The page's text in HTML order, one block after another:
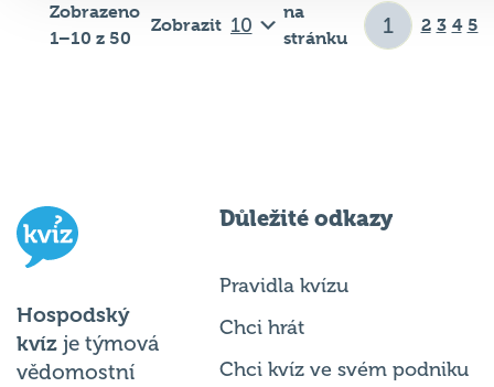
Zobrazeno
1–10 z 50
Zobrazit
na
stránku
2 3 4 5
Hospodský
kvíz je týmová
vědomostní
Důležité odkazy
Pravidla kvízu
Chci hrát
Chci kvíz ve svém podniku